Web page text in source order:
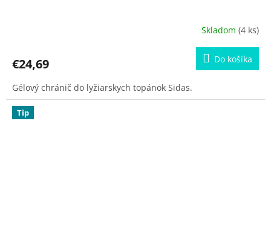
Skladom (4 ks)
€24,69 Do košíka
Gélový chránič do lyžiarskych topánok Sidas.
Tip